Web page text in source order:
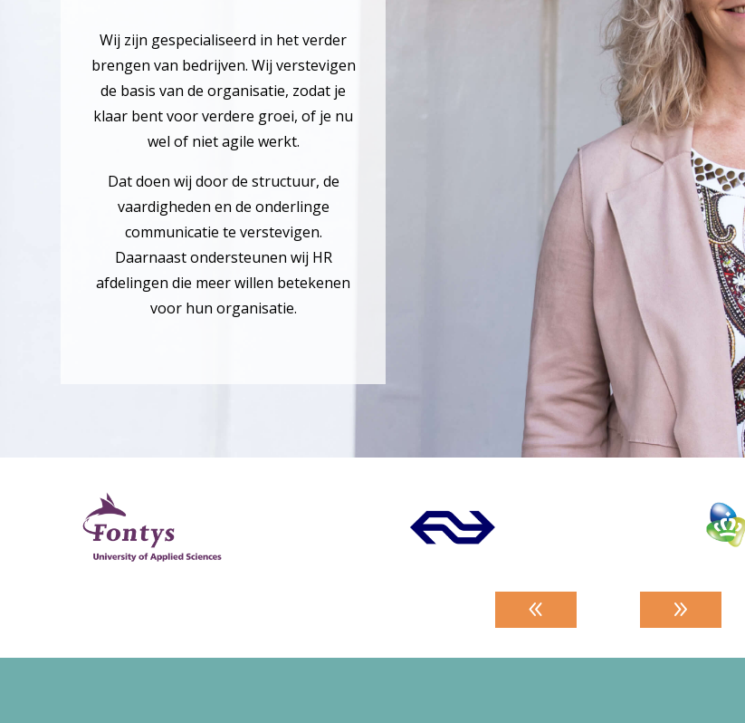
Wij zijn gespecialiseerd in het verder
brengen van bedrijven. Wij verstevigen
de basis van de organisatie, zodat je
klaar bent voor verdere groei, of je nu
wel of niet agile werkt.
Dat doen wij door de structuur, de
vaardigheden en de onderlinge
communicatie te verstevigen.
Daarnaast ondersteunen wij HR
afdelingen die meer willen betekenen
voor hun organisatie.